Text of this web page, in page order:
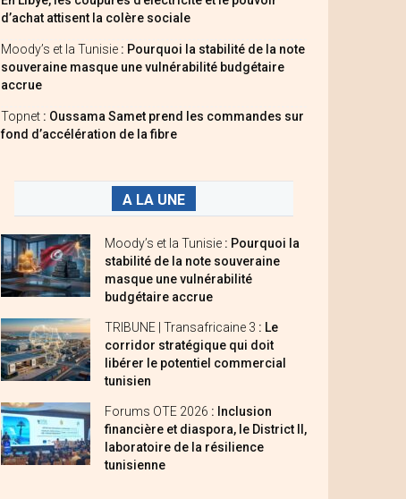
d’achat attisent la colère sociale
Moody’s et la Tunisie : Pourquoi la stabilité de la note
souveraine masque une vulnérabilité budgétaire
accrue
Topnet : Oussama Samet prend les commandes sur
fond d’accélération de la fibre
A LA UNE
Moody’s et la Tunisie : Pourquoi la
stabilité de la note souveraine
masque une vulnérabilité
budgétaire accrue
TRIBUNE | Transafricaine 3 : Le
corridor stratégique qui doit
libérer le potentiel commercial
tunisien
Forums OTE 2026 : Inclusion
financière et diaspora, le District II,
laboratoire de la résilience
tunisienne